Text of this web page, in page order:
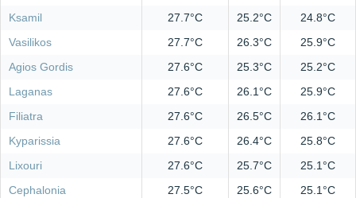
Ksamil
27.7°C 25.2°C
24.8°C
Vasilikos
27.7°C 26.3°C
25.9°C
Agios Gordis
27.6°C 25.3°C
25.2°C
Laganas
27.6°C 26.1°C
25.9°C
Filiatra
27.6°C 26.5°C
26.1°C
Kyparissia
27.6°C 26.4°C
25.8°C
Lixouri
27.6°C 25.7°C
25.1°C
Cephalonia
27.5°C 25.6°C
25.1°C